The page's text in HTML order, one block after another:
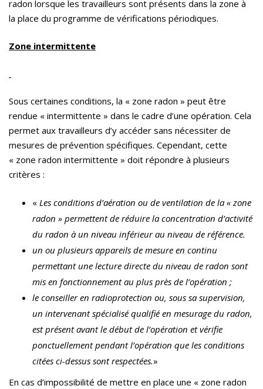
radon lorsque les travailleurs sont présents dans la zone à
la place du programme de vérifications périodiques.
Zone intermittente
Sous certaines conditions, la « zone radon » peut être
rendue « intermittente » dans le cadre d’une opération. Cela
permet aux travailleurs d’y accéder sans nécessiter de
mesures de prévention spécifiques. Cependant, cette
« zone radon intermittente » doit répondre à plusieurs
critères :
« Les conditions d’aération ou de ventilation de la « zone
radon » permettent de réduire la concentration d’activité
du radon à un niveau inférieur au niveau de référence.
un ou plusieurs appareils de mesure en continu
permettant une lecture directe du niveau de radon sont
mis en fonctionnement au plus près de l’opération ;
le conseiller en radioprotection ou, sous sa supervision,
un intervenant spécialisé qualifié en mesurage du radon,
est présent avant le début de l’opération et vérifie
ponctuellement pendant l’opération que les conditions
citées ci-dessus sont respectées.»
En cas d’impossibilité de mettre en place une « zone radon